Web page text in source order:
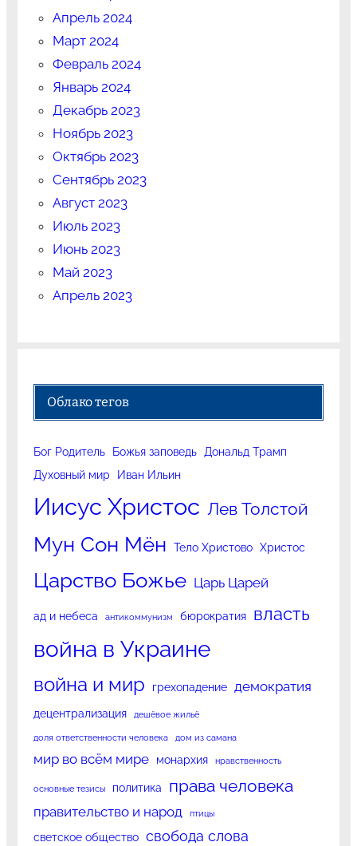
Апрель 2024
Март 2024
Февраль 2024
Январь 2024
Декабрь 2023
Ноябрь 2023
Октябрь 2023
Сентябрь 2023
Август 2023
Июль 2023
Июнь 2023
Май 2023
Апрель 2023
Облако тегов
Бог Родитель Божья заповедь Дональд Трамп
Духовный мир
Иван Ильин
Иисус Христос Лев Толстой
Мун Сон Мён Тело Христово Христос
Царство Божье Царь Царей
ад и небеса антикоммунизм бюрократия власть
война в Украине
война и мир грехопадение демократия
децентрализация дешёвое жильё
доля ответственности человека дом из самана
мир во всём мире монархия нравственность
основные тезисы политика права человека
правительство и народ птицы
светское общество свобода слова